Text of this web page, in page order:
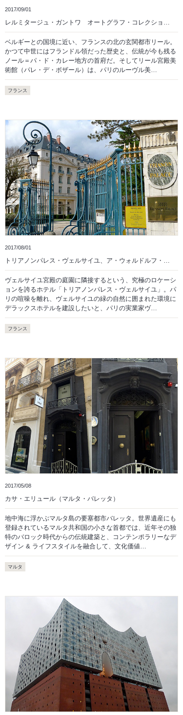
2017/09/01
レルミタージュ・ガントワ オートグラフ・コレクショ…
ベルギーとの国境に近い、フランスの北の玄関都市リール。
かつて中世にはフランドル領だった歴史と、伝統が今も残る
ノール＝パ・ド・カレー地方の首府だ。そしてリール宮殿美
術館（パレ・デ・ボザール）は、パリのルーヴル美…
フランス
2017/08/01
トリアノンパレス・ヴェルサイユ、ア・ウォルドルフ・…
ヴェルサイユ宮殿の庭園に隣接するという、究極のロケーシ
ョンを誇るホテル「トリアノンパレス・ヴェルサイユ」。パ
リの喧噪を離れ、ヴェルサイユの緑の自然に囲まれた環境に
デラックスホテルを建設したいと、パリの実業家ヴ…
フランス
2017/05/08
カサ・エリュール（マルタ・バレッタ）
地中海に浮かぶマルタ島の要塞都市バレッタ。世界遺産にも
登録されているマルタ共和国の小さな首都では、近年その独
特のバロック時代からの伝統建築と、コンテンポラリーなデ
ザイン & ライフスタイルを融合して、文化価値…
マルタ